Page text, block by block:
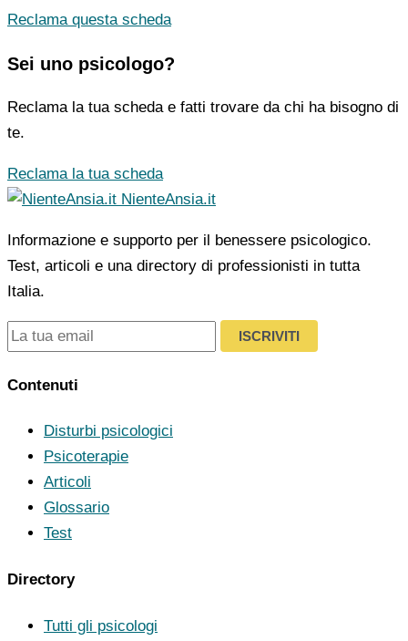
Reclama questa scheda
Sei uno psicologo?
Reclama la tua scheda e fatti trovare da chi ha bisogno di
te.
Reclama la tua scheda
NienteAnsia.it
Informazione e supporto per il benessere psicologico.
Test, articoli e una directory di professionisti in tutta
Italia.
ISCRIVITI
Contenuti
Disturbi psicologici
Psicoterapie
Articoli
Glossario
Test
Directory
Tutti gli psicologi